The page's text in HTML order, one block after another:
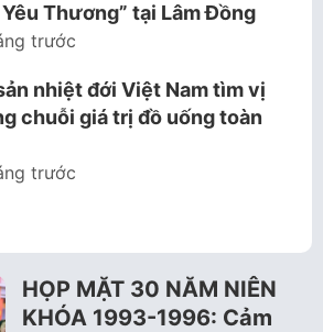
Yêu Thương” tại Lâm Đồng
trước
nhiệt đới Việt Nam tìm vị
chuỗi giá trị đồ uống toàn
trước
HỌP MẶT 30 NĂM NIÊN
KHÓA 1993-1996: Cảm